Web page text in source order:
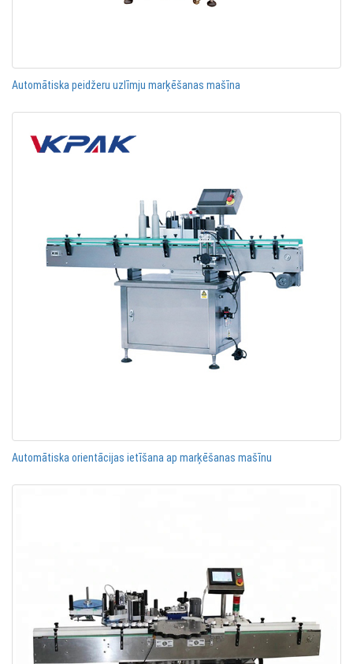
Automātiska peidžeru uzlīmju marķēšanas mašīna
Automātiska orientācijas ietīšana ap marķēšanas mašīnu